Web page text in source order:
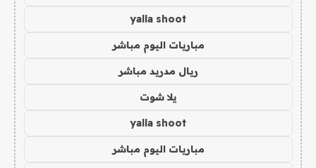
yalla shoot
مباريات اليوم مباشر
ريال مدريد مباشر
يلا شوت
yalla shoot
مباريات اليوم مباشر